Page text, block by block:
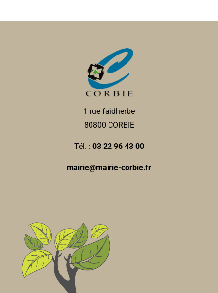
1 rue faidherbe
80800 CORBIE
Tél. : 03 22 96 43 00
mairie@mairie-corbie.fr